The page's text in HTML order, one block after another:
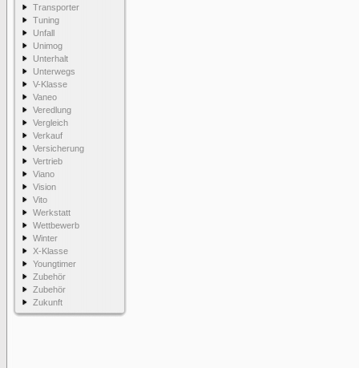
Transporter
Tuning
Unfall
Unimog
Unterhalt
Unterwegs
V-Klasse
Vaneo
Veredlung
Vergleich
Verkauf
Versicherung
Vertrieb
Viano
Vision
Vito
Werkstatt
Wettbewerb
Winter
X-Klasse
Youngtimer
Zubehör
Zubehör
Zukunft